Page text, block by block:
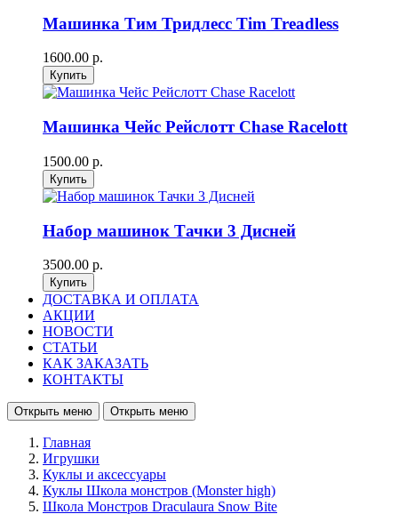
Машинка Тим Тридлесс Tim Treadless
1600.00 р.
Машинка Чейс Рейслотт Chase Racelott
1500.00 р.
Набор машинок Тачки 3 Дисней
3500.00 р.
ДОСТАВКА И ОПЛАТА
АКЦИИ
НОВОСТИ
СТАТЬИ
КАК ЗАКАЗАТЬ
КОНТАКТЫ
Открыть меню Открыть меню
Главная
Игрушки
Куклы и аксессуары
Куклы Школа монстров (Monster high)
Школа Монстров Draculaura Snow Bite